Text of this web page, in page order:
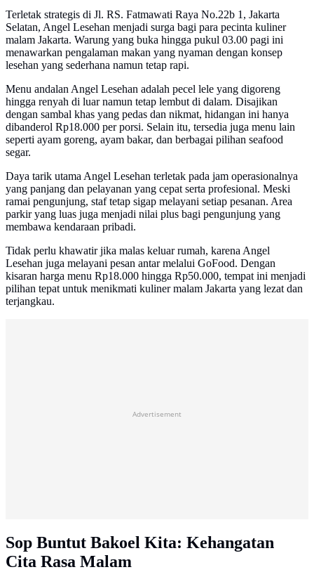
Terletak strategis di Jl. RS. Fatmawati Raya No.22b 1, Jakarta
Selatan, Angel Lesehan menjadi surga bagi para pecinta kuliner
malam Jakarta. Warung yang buka hingga pukul 03.00 pagi ini
menawarkan pengalaman makan yang nyaman dengan konsep
lesehan yang sederhana namun tetap rapi.
Menu andalan Angel Lesehan adalah pecel lele yang digoreng
hingga renyah di luar namun tetap lembut di dalam. Disajikan
dengan sambal khas yang pedas dan nikmat, hidangan ini hanya
dibanderol Rp18.000 per porsi. Selain itu, tersedia juga menu lain
seperti ayam goreng, ayam bakar, dan berbagai pilihan seafood
segar.
Daya tarik utama Angel Lesehan terletak pada jam operasionalnya
yang panjang dan pelayanan yang cepat serta profesional. Meski
ramai pengunjung, staf tetap sigap melayani setiap pesanan. Area
parkir yang luas juga menjadi nilai plus bagi pengunjung yang
membawa kendaraan pribadi.
Tidak perlu khawatir jika malas keluar rumah, karena Angel
Lesehan juga melayani pesan antar melalui GoFood. Dengan
kisaran harga menu Rp18.000 hingga Rp50.000, tempat ini menjadi
pilihan tepat untuk menikmati kuliner malam Jakarta yang lezat dan
terjangkau.
Advertisement
Sop Buntut Bakoel Kita: Kehangatan
Cita Rasa Malam